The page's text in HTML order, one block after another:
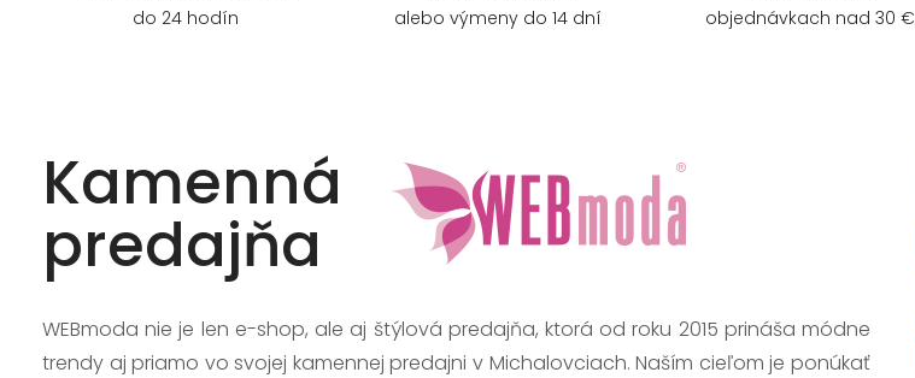
do 24 hodín
alebo výmeny do 14 dní
objednávkach nad 30 €
Kamenná
predajňa
WEBmoda nie je len e-shop, ale aj štýlová predajňa, ktorá od roku 2015 prináša módne
trendy aj priamo vo svojej kamennej predajni v Michalovciach. Naším cieľom je ponúkať